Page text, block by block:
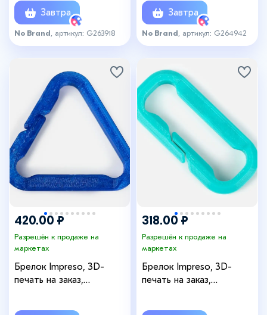
Завтра
No Brand , артикул: G263918
Завтра
No Brand , артикул: G264942
420.00 ₽
Разрешён к продаже на
маркетах
Брелок Impreso, 3D-
печать на заказ,
318.00 ₽
Разрешён к продаже на
маркетах
Брелок Impreso, 3D-
печать на заказ,